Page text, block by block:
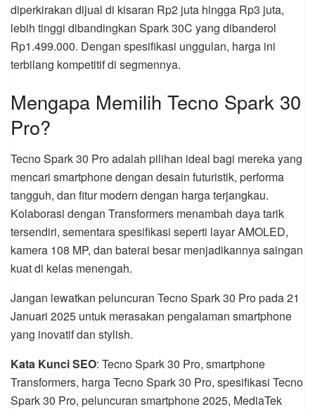
diperkirakan dijual di kisaran Rp2 juta hingga Rp3 juta,
lebih tinggi dibandingkan Spark 30C yang dibanderol
Rp1.499.000. Dengan spesifikasi unggulan, harga ini
terbilang kompetitif di segmennya.
Mengapa Memilih Tecno Spark 30
Pro?
Tecno Spark 30 Pro adalah pilihan ideal bagi mereka yang
mencari smartphone dengan desain futuristik, performa
tangguh, dan fitur modern dengan harga terjangkau.
Kolaborasi dengan Transformers menambah daya tarik
tersendiri, sementara spesifikasi seperti layar AMOLED,
kamera 108 MP, dan baterai besar menjadikannya saingan
kuat di kelas menengah.
Jangan lewatkan peluncuran Tecno Spark 30 Pro pada 21
Januari 2025 untuk merasakan pengalaman smartphone
yang inovatif dan stylish.
Kata Kunci SEO: Tecno Spark 30 Pro, smartphone
Transformers, harga Tecno Spark 30 Pro, spesifikasi Tecno
Spark 30 Pro, peluncuran smartphone 2025, MediaTek